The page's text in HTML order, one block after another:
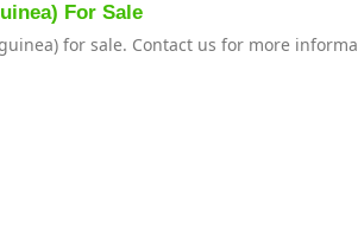
For Sale
for sale. Contact us for more